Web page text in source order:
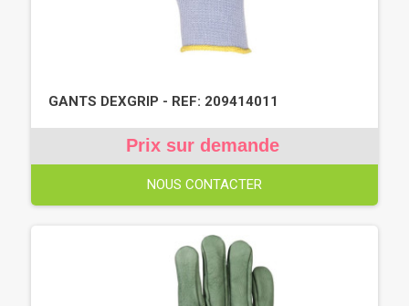
GANTS DEXGRIP - REF: 209414011
Prix sur demande
NOUS CONTACTER